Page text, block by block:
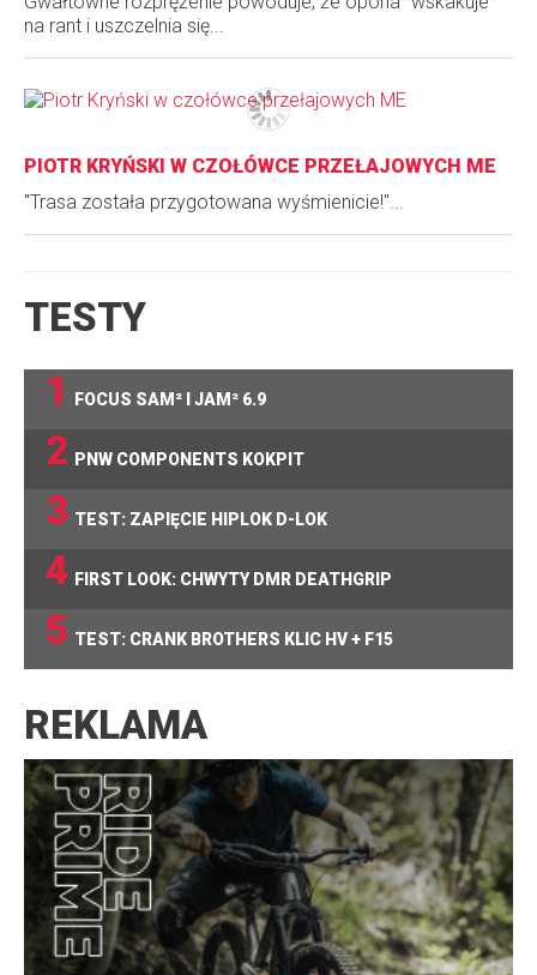
na rant i uszczelnia się...
PIOTR KRYŃSKI W CZOŁÓWCE PRZEŁAJOWYCH ME
"Trasa została przygotowana wyśmienicie!"...
TESTY
1
FOCUS SAM² I JAM² 6.9
2 PNW COMPONENTS KOKPIT
3 TEST: ZAPIĘCIE HIPLOK D-LOK
4 FIRST LOOK: CHWYTY DMR DEATHGRIP
5 TEST: CRANK BROTHERS KLIC HV + F15
REKLAMA